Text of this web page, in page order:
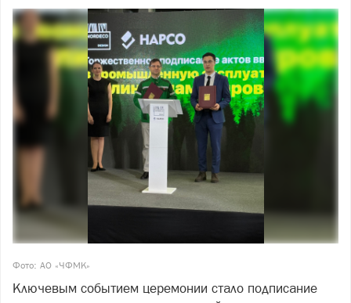
Фото: АО «ЧФМК»
Ключевым событием церемонии стало подписание